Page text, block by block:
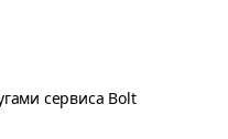
сервиса Bolt